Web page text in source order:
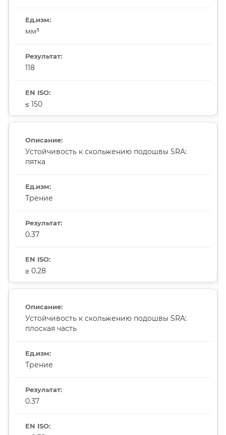
мм³
118
≤ 150
Устойчивость к скольжению подошвы SRA:
пятка
Трение
0.37
≥ 0.28
Устойчивость к скольжению подошвы SRA:
плоская часть
Трение
0.37